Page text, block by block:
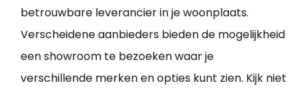
betrouwbare leverancier in je woonplaats.
Verscheidene aanbieders bieden de mogelijkheid
een showroom te bezoeken waar je
verschillende merken en opties kunt zien. Kijk niet